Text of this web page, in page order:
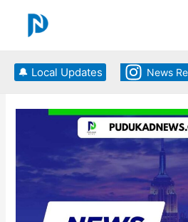
content
🔔 Local Updates News